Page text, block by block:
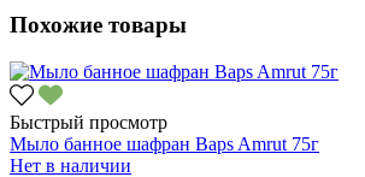
Похожие товары
Быстрый просмотр
Мыло банное шафран Baps Amrut 75г
Нет в наличии